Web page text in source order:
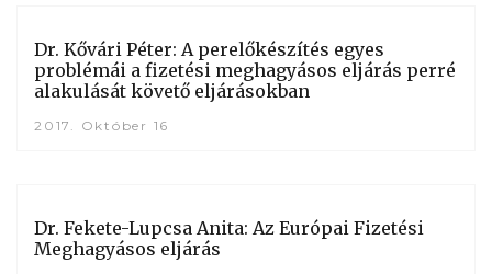
Dr. Kővári Péter: A perelőkészítés egyes
problémái a fizetési meghagyásos eljárás perré
alakulását követő eljárásokban
2017. Október 16
Dr. Fekete-Lupcsa Anita: Az Európai Fizetési
Meghagyásos eljárás